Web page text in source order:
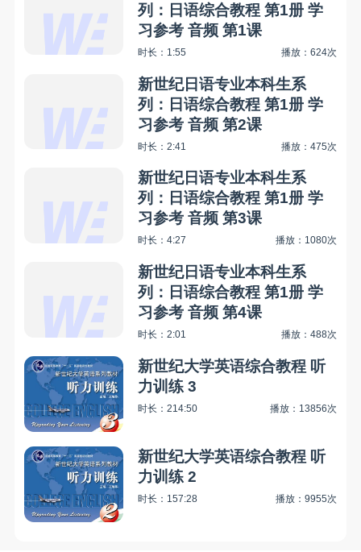
列：日语综合教程 第1册 学
习参考 音频 第1课
时长：1:55 播放：624次
新世纪日语专业本科生系
列：日语综合教程 第1册 学
习参考 音频 第2课
时长：2:41 播放：475次
新世纪日语专业本科生系
列：日语综合教程 第1册 学
习参考 音频 第3课
时长：4:27 播放：1080次
新世纪日语专业本科生系
列：日语综合教程 第1册 学
习参考 音频 第4课
时长：2:01 播放：488次
新世纪大学英语综合教程 听
力训练 3
时长：214:50 播放：13856次
新世纪大学英语综合教程 听
力训练 2
时长：157:28 播放：9955次